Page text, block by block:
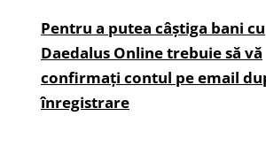
Pentru a putea câștiga bani cu
Daedalus Online trebuie să vă
confirmați contul pe email
înregistrare